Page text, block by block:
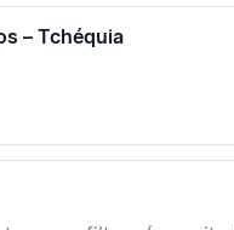
– Tchéquia